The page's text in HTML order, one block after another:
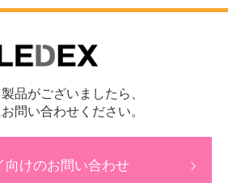
品がございましたら、
問い合わせください。
向けのお問い合わせ